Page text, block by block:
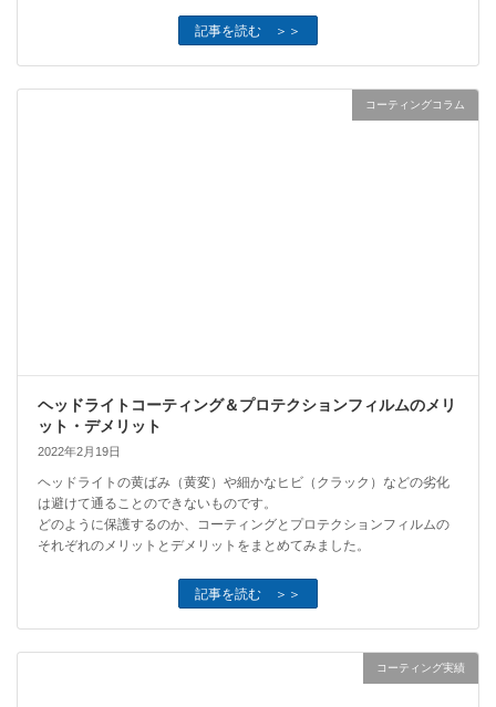
記事を読む ＞＞
コーティングコラム
ヘッドライトコーティング＆プロテクションフィルムのメリ
ット・デメリット
2022年2月19日
ヘッドライトの黄ばみ（黄変）や細かなヒビ（クラック）などの劣化
は避けて通ることのできないものです。
どのように保護するのか、コーティングとプロテクションフィルムの
それぞれのメリットとデメリットをまとめてみました。
記事を読む ＞＞
コーティング実績